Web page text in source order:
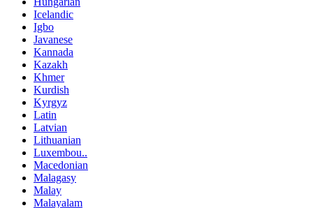
Icelandic
Igbo
Javanese
Kannada
Kazakh
Khmer
Kurdish
Kyrgyz
Latin
Latvian
Lithuanian
Luxembou..
Macedonian
Malagasy
Malay
Malayalam